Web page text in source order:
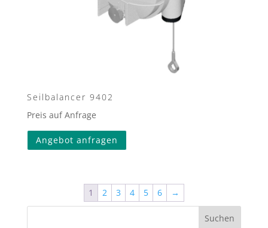
Seilbalancer 9402
Preis auf Anfrage
Angebot anfragen
1 2 3 4 5 6 →
Suchen